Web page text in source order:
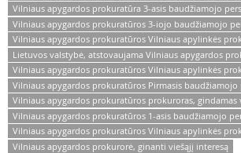
Vilniaus apygardos prokuratūra 3-asis baudžiamojo
Vilniaus apygardos prokuratūros 3-iojo baudžiamojo
Vilniaus apygardos prokuratūros Vilniaus apylinkės
Lietuvos valstybė, atstovaujama Vilniaus apygardos
Vilniaus apygardos prokuratūros Vilniaus apylinkės
Vilniaus apygardos prokuratūros Pirmasis
Vilniaus apygardos prokuratūros prokuroras, gindamas
Vilniaus apygardos prokuratūros 1-asis baudžiamojo
Vilniaus apygardos prokuratūros Vilniaus apylinkės
Vilniaus apygardos prokurorė, ginanti viešąjį interesą